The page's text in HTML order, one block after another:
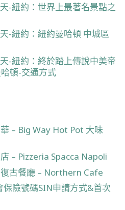
-紐約：世界上最著名景點之
-紐約：紐約曼哈頓 中城區
-紐約：終於踏上傳說中美帝
頓-交通方式
– Big Way Hot Pot 大味
– Pizzeria Spacca Napoli
古餐廳 – Northern Cafe
險號碼SIN申請方式&首次